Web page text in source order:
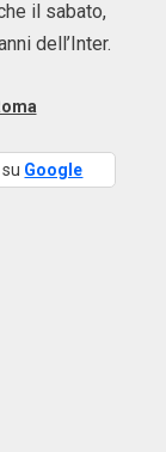
il sabato,
dell’Inter.
Google